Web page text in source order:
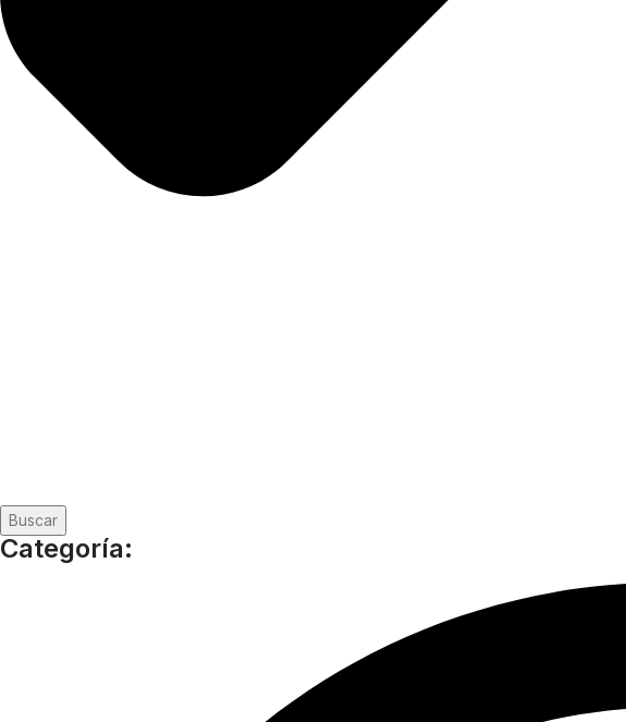
Buscar
Categoría: